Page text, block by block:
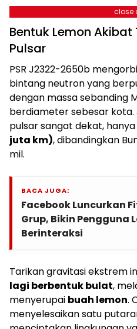
close
Bentuk Lemon
Pulsar
PSR J2322-2650b
bintang neutron yang
dengan massa sebanding
berdiameter sebesar
pulsar sangat dekat,
juta km), dibandingkan
mil.
BACA JUGA:
Facebook Luncurkan
Grup, Bikin Pengguna
Berinteraksi
Tarikan gravitasi ekstrem
lagi berbentuk bulat,
menyerupai buah lemon.
menyelesaikan satu